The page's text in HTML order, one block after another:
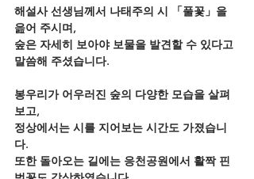
해설사 선생님께서 나태주의 시 「풀꽃」을
읊어 주시며,
숲은 자세히 보아야 보물을 발견할 수 있다고
말씀해 주셨습니다.
봉우리가 어우러진 숲의 다양한 모습을 살펴
보고,
정상에서는 시를 지어보는 시간도 가졌습니
다.
또한 돌아오는 길에는 응천공원에서 활짝 핀